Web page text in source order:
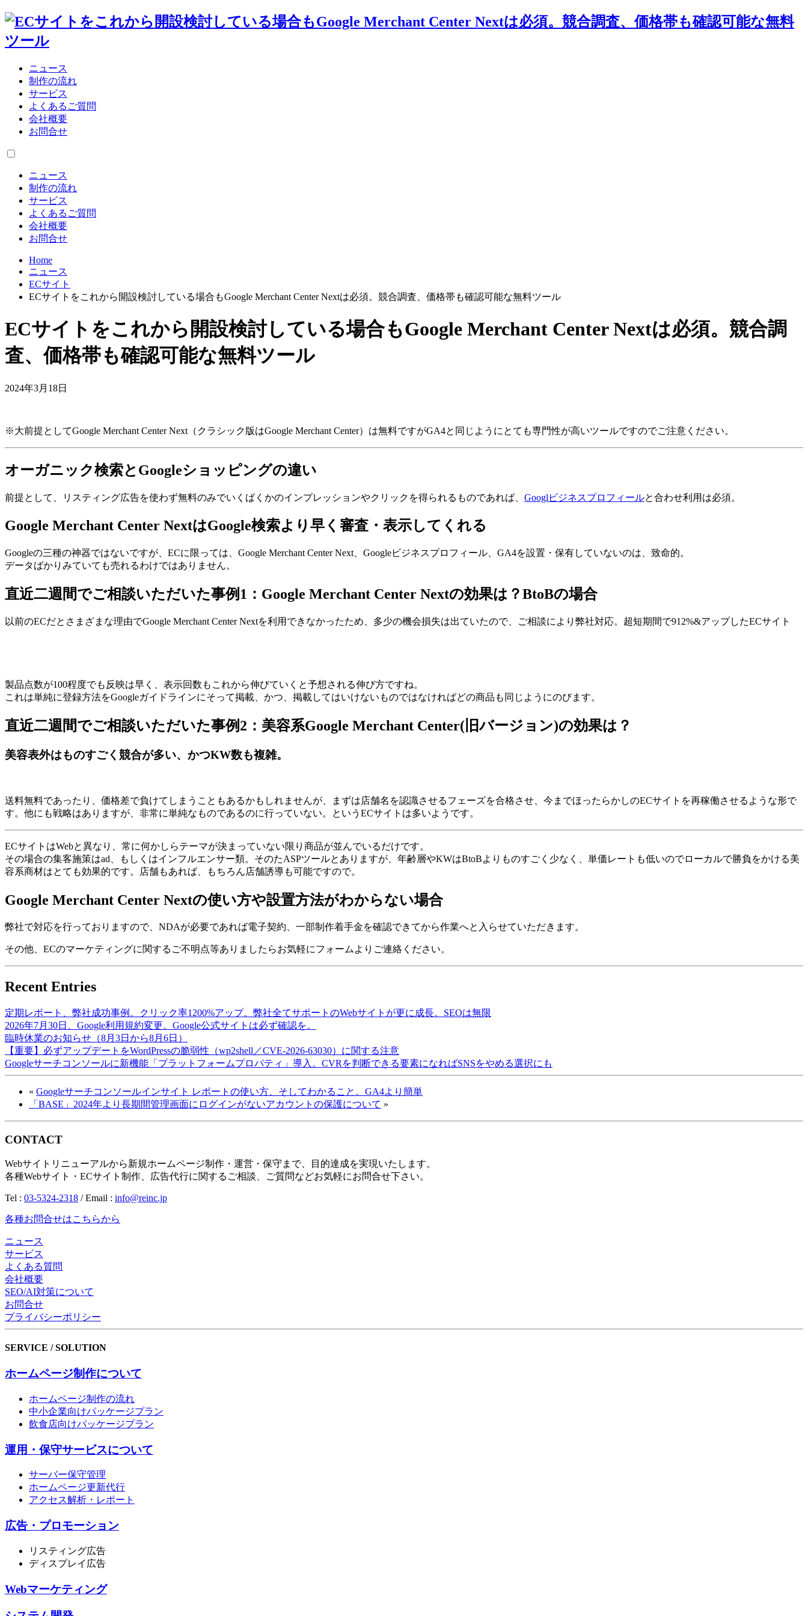
ニュース
制作の流れ
サービス
よくあるご質問
会社概要
お問合せ
ニュース
制作の流れ
サービス
よくあるご質問
会社概要
お問合せ
Home
ニュース
ECサイト
ECサイトをこれから開設検討している場合もGoogle Merchant Center Nextは必須。競合調査、価格帯も確認可能な無料ツール
ECサイトをこれから開設検討している場合もGoogle Merchant Center Nextは必須。競合調
査、価格帯も確認可能な無料ツール
2024年3月18日
※大前提としてGoogle Merchant Center Next（クラシック版はGoogle Merchant Center）は無料ですがGA4と同じようにとても専門性が高いツールですのでご注意ください。
オーガニック検索とGoogleショッピングの違い
前提として、リスティング広告を使わず無料のみでいくばくかのインプレッションやクリックを得られるものであれば、 Googlビジネスプロフィールと合わせ利用は必須。
Google Merchant Center NextはGoogle検索より早く審査・表示してくれる
Googleの三種の神器ではないですが、ECに限っては、Google Merchant Center Next、Googleビジネスプロフィール、GA4を設置・保有していないのは、致命的。
データばかりみていても売れるわけではありません。
直近二週間でご相談いただいた事例1：Google Merchant Center Nextの効果は？BtoBの場合
以前のECだとさまざまな理由でGoogle Merchant Center Nextを利用できなかったため、多少の機会損失は出ていたので、ご相談により弊社対応。超短期間で912%&アップしたECサイト
製品点数が100程度でも反映は早く、表示回数もこれから伸びていくと予想される伸び方ですね。
これは単純に登録方法をGoogleガイドラインにそって掲載、かつ、掲載してはいけないものではなければどの商品も同じようにのびます。
直近二週間でご相談いただいた事例2：美容系Google Merchant Center(旧バージョン)の効果は？
美容表外はものすごく競合が多い、かつKW数も複雑。
送料無料であったり、価格差で負けてしまうこともあるかもしれませんが、まずは店舗名を認識させるフェーズを合格させ、今までほったらかしのECサイトを再稼働させるような形で
す。他にも戦略はありますが、非常に単純なものであるのに行っていない。というECサイトは多いようです。
ECサイトはWebと異なり、常に何かしらテーマが決まっていない限り商品が並んでいるだけです。
その場合の集客施策はad、もしくはインフルエンサー類。そのたASPツールとありますが、年齢層やKWはBtoBよりものすごく少なく、単価レートも低いのでローカルで勝負をかける美
容系商材はとても効果的です。店舗もあれば、もちろん店舗誘導も可能ですので。
Google Merchant Center Nextの使い方や設置方法がわからない場合
弊社で対応を行っておりますので、NDAが必要であれば電子契約、一部制作着手金を確認できてから作業へと入らせていただきます。
その他、ECのマーケティングに関するご不明点等ありましたらお気軽にフォームよりご連絡ください。
Recent Entries
定期レポート、弊社成功事例。クリック率1200%アップ。弊社全てサポートのWebサイトが更に成長。SEOは無限
2026年7月30日、Google利用規約変更。Google公式サイトは必ず確認を。
臨時休業のお知らせ（8月3日から8月6日）
【重要】必ずアップデートをWordPressの脆弱性（wp2shell／CVE-2026-63030）に関する注意
Googleサーチコンソールに新機能「プラットフォームプロパティ」導入。CVRを判断できる要素になればSNSをやめる選択にも
« Googleサーチコンソールインサイト レポートの使い方、そしてわかること。GA4より簡単
「BASE」2024年より長期間管理画面にログインがないアカウントの保護について »
CONTACT
Webサイトリニューアルから新規ホームページ制作・運営・保守まで、目的達成を実現いたします。
各種Webサイト・ECサイト制作、広告代行に関するご相談、ご質問などお気軽にお問合せ下さい。
Tel : 03-5324-2318 / Email : info@reinc.jp
各種お問合せはこちらから
ニュース
サービス
よくある質問
会社概要
SEO/AI対策について
お問合せ
プライバシーポリシー
SERVICE / SOLUTION
ホームページ制作について
ホームページ制作の流れ
中小企業向けパッケージプラン
飲食店向けパッケージプラン
運用・保守サービスについて
サーバー保守管理
ホームページ更新代行
アクセス解析・レポート
広告・プロモーション
リスティング広告
ディスプレイ広告
Webマーケティング